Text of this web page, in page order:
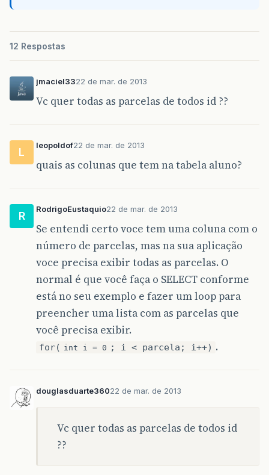
12 Respostas
jmaciel3322 de mar. de 2013
Vc quer todas as parcelas de todos id ??
L
leopoldof22 de mar. de 2013
quais as colunas que tem na tabela aluno?
R
RodrigoEustaquio22 de mar. de 2013
Se entendi certo voce tem uma coluna com o
número de parcelas, mas na sua aplicação
voce precisa exibir todas as parcelas. O
normal é que você faça o SELECT conforme
está no seu exemplo e fazer um loop para
preencher uma lista com as parcelas que
você precisa exibir.
for( int i = 0 ; i < parcela; i++) .
douglasduarte36022 de mar. de 2013
Vc quer todas as parcelas de todos id
??